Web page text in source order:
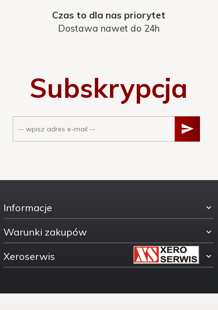
Czas to dla nas priorytet
Dostawa nawet do 24h
Subskrypcja
Informacje
Warunki zakupów
Xeroserwis